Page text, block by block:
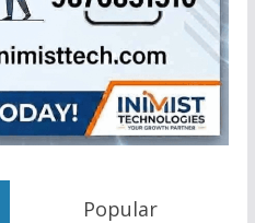
Popular